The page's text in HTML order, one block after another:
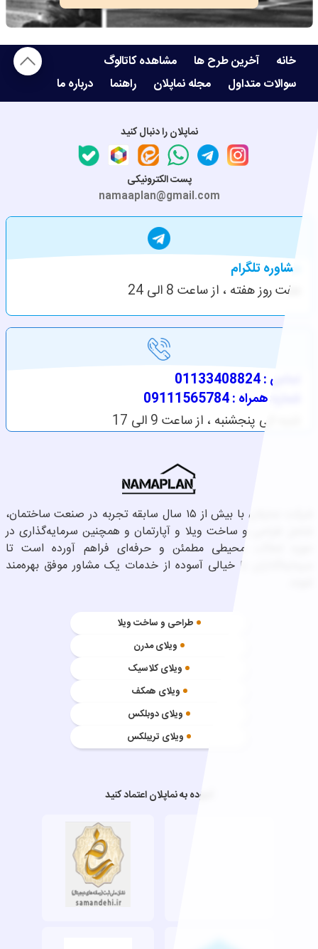
خانه آخرین طرح ها
مشاهده کاتالوگ
سوالات متداول
مجله نماپلان راهنما درباره ما
نماپلان را دنبال کنید
پست الکترونیکی
namaaplan@gmail.com
مشاوره تلگرام
هفت روز هفته ، از ساعت 8 الی 24
تماس : 01133408824
شماره همراه : 09111565784
شنبه الی پنجشنبه ، از ساعت 9 الی 17
شرکت نماپلان با بیش از ۱۵ سال سابقه تجربه در صنعت ساختمان،
شامل طراحی و ساخت ویلا و آپارتمان و همچنین سرمایه‌گذاری در
حوزه املاک، محیطی مطمئن و حرفه‌ای فراهم آورده است تا
سرمایه‌گذاران با خیالی آسوده از خدمات یک مشاور موفق بهره‌مند
طراحی و ساخت ویلا
ویلای مدرن
ویلای کلاسیک
ویلای همکف
ویلای دوبلکس
ویلای تریبلکس
آسوده به نماپلان اعتماد کنید